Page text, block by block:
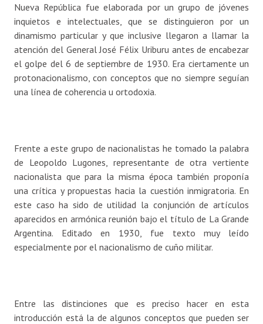
Nueva República fue elaborada por un grupo de jóvenes
inquietos e intelectuales, que se distinguieron por un
dinamismo particular y que inclusive llegaron a llamar la
atención del General José Félix Uriburu antes de encabezar
el golpe del 6 de septiembre de 1930. Era ciertamente un
protonacionalismo, con conceptos que no siempre seguían
una línea de coherencia u ortodoxia.
Frente a este grupo de nacionalistas he tomado la palabra
de Leopoldo Lugones, representante de otra vertiente
nacionalista que para la misma época también proponía
una crítica y propuestas hacia la cuestión inmigratoria. En
este caso ha sido de utilidad la conjunción de artículos
aparecidos en armónica reunión bajo el título de La Grande
Argentina. Editado en 1930, fue texto muy leído
especialmente por el nacionalismo de cuño militar.
Entre las distinciones que es preciso hacer en esta
introducción está la de algunos conceptos que pueden ser